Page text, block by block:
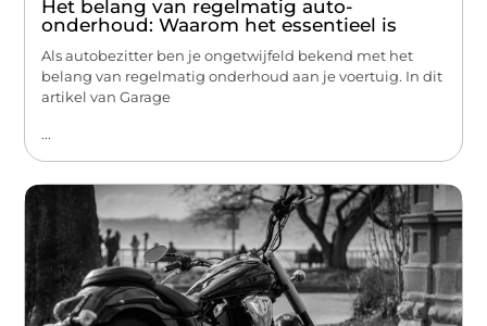
Het belang van regelmatig auto-
onderhoud: Waarom het essentieel is
Als autobezitter ben je ongetwijfeld bekend met het
belang van regelmatig onderhoud aan je voertuig. In dit
artikel van Garage
...